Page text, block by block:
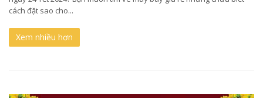
cách đặt sao cho...
Xem nhiều hơn